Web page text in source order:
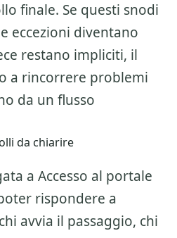
finale. Se questi snodi
eccezioni diventano
restano impliciti, il
a rincorrere problemi
da un flusso
da chiarire
a Accesso al portale
rispondere a
avvia il passaggio, chi